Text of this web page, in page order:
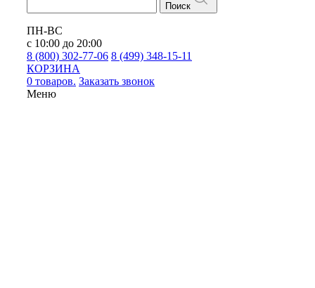
Поиск
ПН-ВС
с 10:00 до 20:00
8 (800) 302-77-06 8 (499) 348-15-11
КОРЗИНА
0 товаров. Заказать звонок
Меню